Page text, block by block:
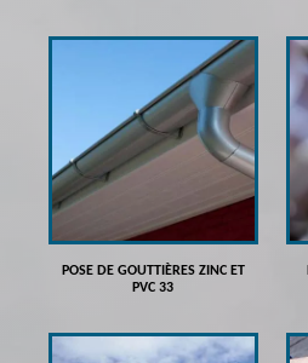
POSE DE GOUTTIÈRES ZINC ET
PVC 33